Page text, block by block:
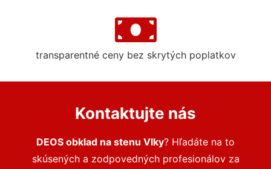
transparentné ceny bez skrytých poplatkov
Kontaktujte nás
DEOS obklad na stenu Vlky? Hľadáte na to
skúsených a zodpovedných profesionálov za